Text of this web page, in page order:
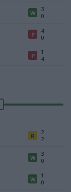
W
3
0
P
4
0
P
1
4
R
2
2
W
3
0
W
1
0